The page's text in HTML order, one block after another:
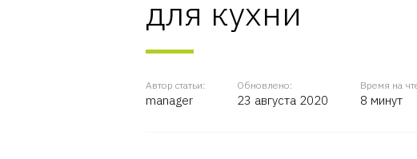
для кухни
Автор статьи:
manager
Обновлено:
23 августа 2020
Время на
8 минут